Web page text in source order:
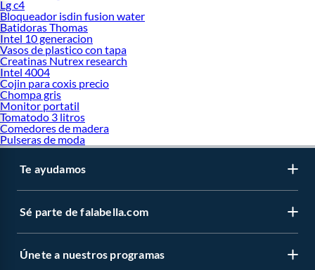
Lg c4
Bloqueador isdin fusion water
Batidoras Thomas
Intel 10 generacion
Vasos de plastico con tapa
Creatinas Nutrex research
Intel 4004
Cojin para coxis precio
Chompa gris
Monitor portatil
Tomatodo 3 litros
Comedores de madera
Pulseras de moda
Te ayudamos
Sé parte de falabella.com
Únete a nuestros programas